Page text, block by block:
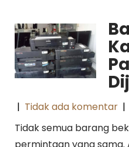
| Tidak ada komentar |
Tidak semua barang